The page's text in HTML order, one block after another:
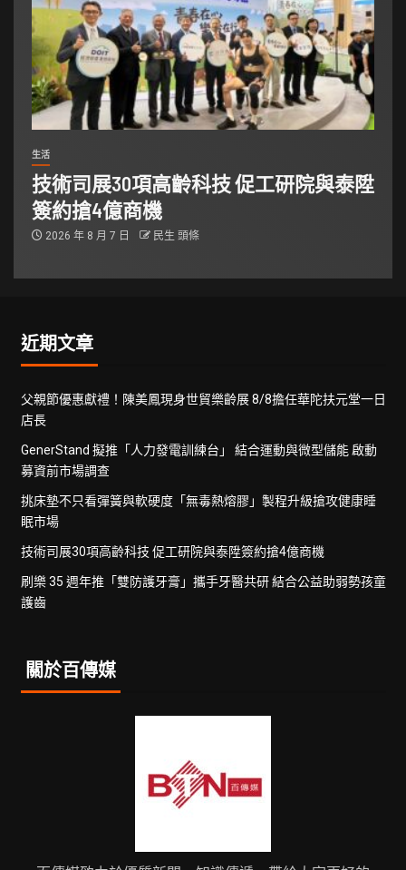
生活
技術司展30項高齡科技 促工研院與泰陞
簽約搶4億商機
2026 年 8 月 7 日 民生 頭條
近期文章
父親節優惠獻禮！陳美鳳現身世貿樂齡展 8/8擔任華陀扶元堂一日
店長
GenerStand 擬推「人力發電訓練台」 結合運動與微型儲能 啟動
募資前市場調查
挑床墊不只看彈簧與軟硬度「無毒熱熔膠」製程升級搶攻健康睡
眠市場
技術司展30項高齡科技 促工研院與泰陞簽約搶4億商機
刷樂 35 週年推「雙防護牙膏」攜手牙醫共研 結合公益助弱勢孩童
護齒
關於百傳媒